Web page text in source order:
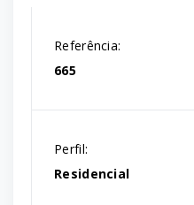
Referência:
665
Perfil:
Residencial